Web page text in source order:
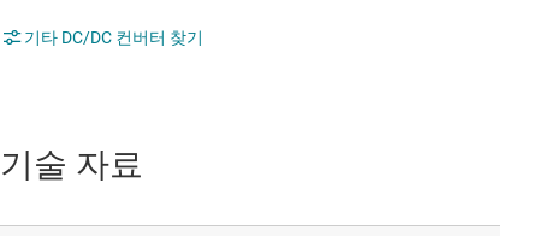
기타 DC/DC 컨버터 찾기
기술 자료